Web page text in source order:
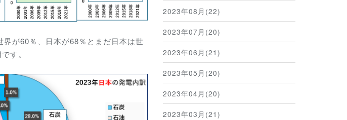
が60％、日本が68％とまだ日本は世
す。
2023年08月(22)
2023年07月(20)
2023年06月(21)
2023年05月(20)
2023年04月(20)
2023年03月(21)